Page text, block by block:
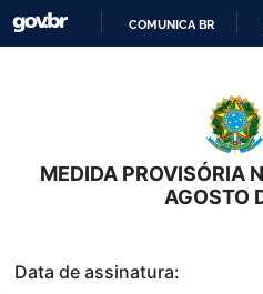
O
COMUNICA BR
MEDIDA PROVISÓRIA
AGOSTO
Data de assinatura: